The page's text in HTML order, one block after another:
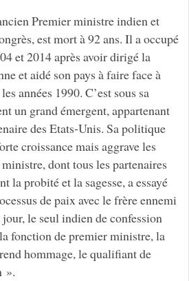
Premier ministre indien et
est mort à 92 ans. Il a occupé
et 2014 après avoir dirigé la
et aidé son pays à faire face à
années 1990. C’est sous sa
un grand émergent, appartenant
des Etats-Unis. Sa politique
croissance mais aggrave les
dont tous les partenaires
la probité et la sagesse, a essayé
de paix avec le frère ennemi
le seul indien de confession
fonction de premier ministre, la
hommage, le qualifiant de
».